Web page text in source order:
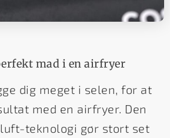
mad i en airfryer
dig meget i selen, for at
med en airfryer. Den
teknologi gør stort set